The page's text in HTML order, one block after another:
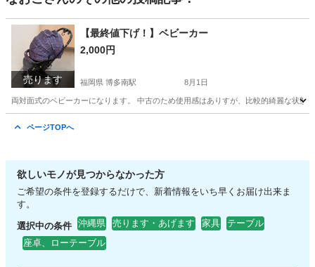
売ります
【最終値下げ！】ベビーカー
2,000円
福岡県 博多南駅 8月1日
両対面式のベビーカーになります。 中古のため使用感はありすが、比較的綺麗な状
ページTOPへ
欲しいモノが見つからなかった方
ご希望の条件を登録するだけで、新着情報をいち早くお届け出来ま
す。
選択中の条件 沖縄県 売ります・あげます 家具
テーブル
座卓、ローテーブル